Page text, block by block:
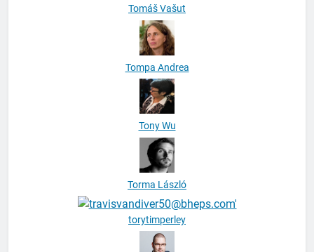
Tomáš Vašut
Tompa Andrea
Tony Wu
Torma László
torytimperley